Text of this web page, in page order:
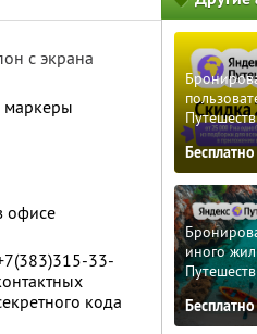
с экрана
маркеры
офисе
33-
кода
Бесплатно
иного
Бесплатно